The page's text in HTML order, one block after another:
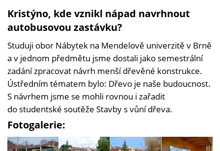
Kristýno, kde vznikl nápad navrhnout
autobusovou zastávku?
Studuji obor Nábytek na Mendelově univerzitě v Brně
a v jednom předmětu jsme dostali jako semestrální
zadání zpracovat návrh menší dřevěné konstrukce.
Ústředním tématem bylo: Dřevo je naše budoucnost.
S návrhem jsme se mohli rovnou i zařadit
do studentské soutěže Stavby s vůní dřeva.
Fotogalerie: